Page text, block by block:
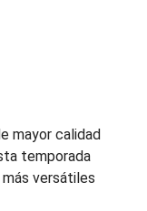
mayor calidad
temporada
versátiles